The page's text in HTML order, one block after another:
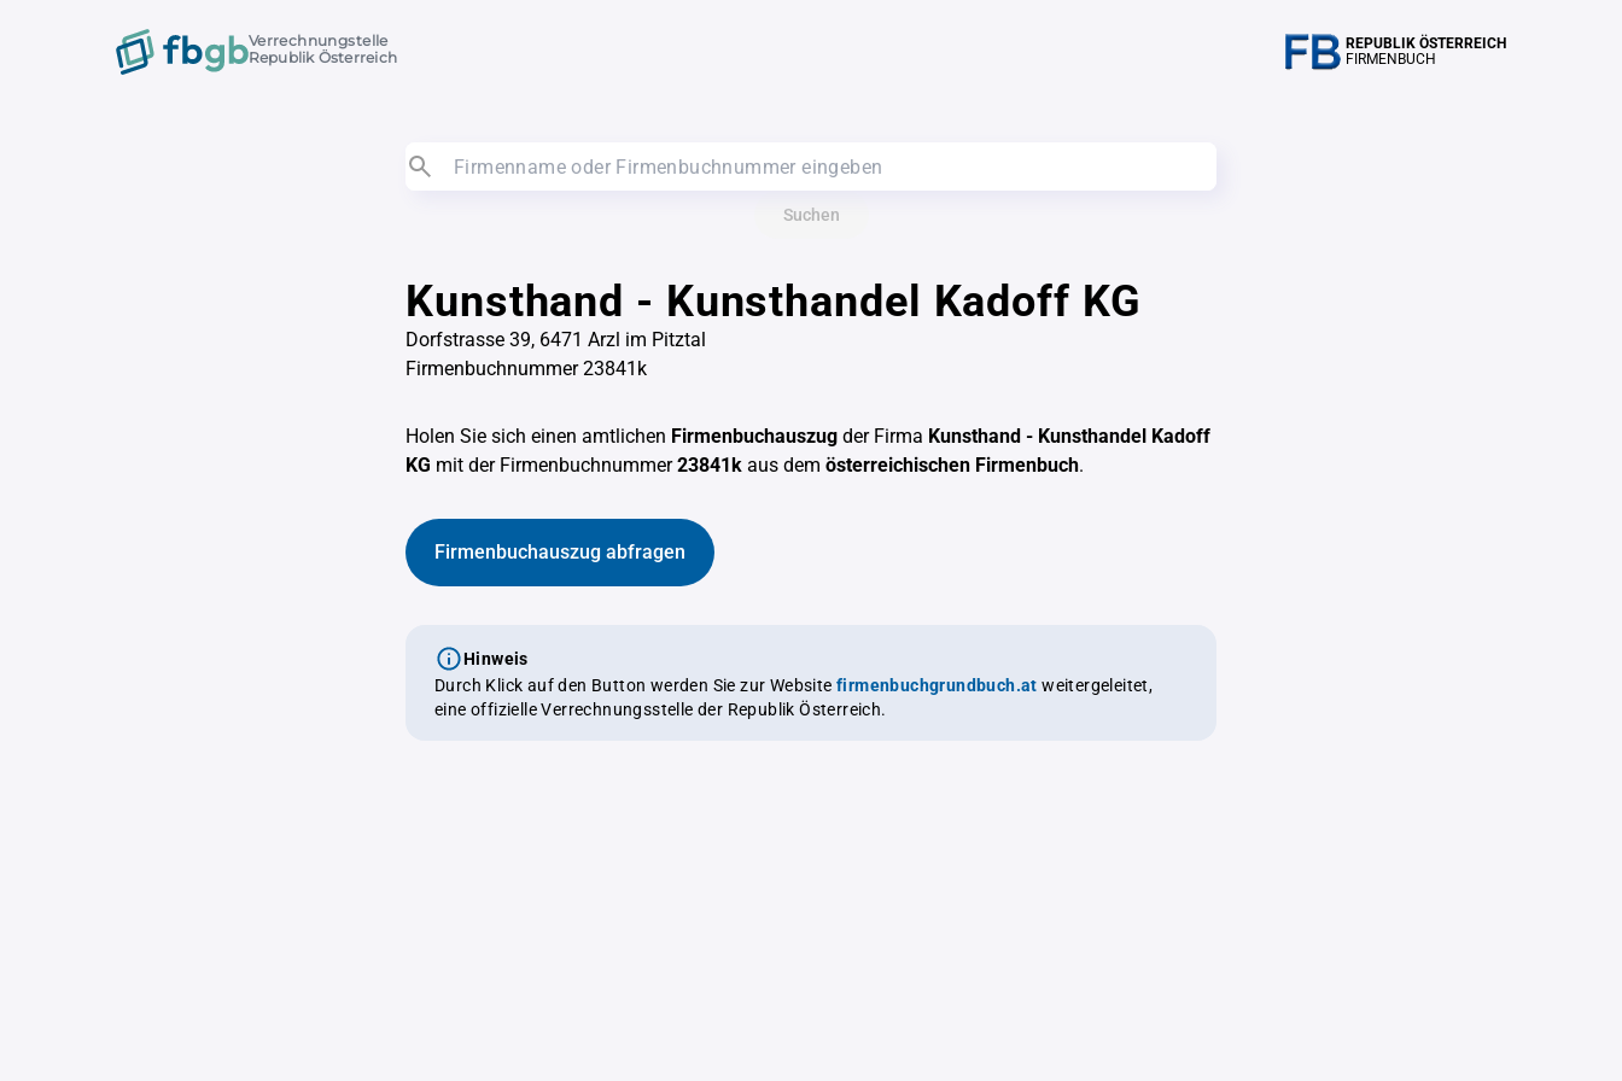
Verrechnungstelle
Republik Österreich
REPUBLIK ÖSTERREICH
FIRMENBUCH
Suchen
Kunsthand - Kunsthandel Kadoff KG
Dorfstrasse 39, 6471 Arzl im Pitztal
Firmenbuchnummer 23841k
Holen Sie sich einen amtlichen Firmenbuchauszug der Firma Kunsthand - Kunsthandel Kadoff
KG mit der Firmenbuchnummer23841k aus dem österreichischen Firmenbuch.
Firmenbuchauszug abfragen
Hinweis
Durch Klick auf den Button werden Sie zur Website firmenbuchgrundbuch.at weitergeleitet,
eine offizielle Verrechnungsstelle der Republik Österreich.